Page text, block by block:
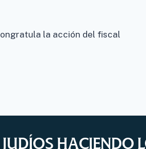
la acción del fiscal
JUDÍOS HACIENDO